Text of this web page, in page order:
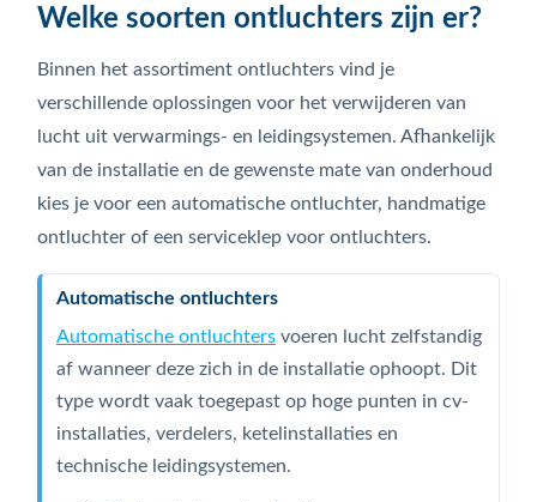
Welke soorten ontluchters zijn er?
Binnen het assortiment ontluchters vind je
verschillende oplossingen voor het verwijderen van
lucht uit verwarmings- en leidingsystemen. Afhankelijk
van de installatie en de gewenste mate van onderhoud
kies je voor een automatische ontluchter, handmatige
ontluchter of een serviceklep voor ontluchters.
Automatische ontluchters
Automatische ontluchters voeren lucht zelfstandig
af wanneer deze zich in de installatie ophoopt. Dit
type wordt vaak toegepast op hoge punten in cv-
installaties, verdelers, ketelinstallaties en
technische leidingsystemen.